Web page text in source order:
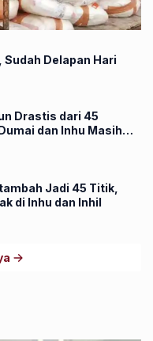
Delapan Hari
Drastis dari 45
dan Inhu Masih
Jadi 45 Titik,
di Inhu dan Inhil